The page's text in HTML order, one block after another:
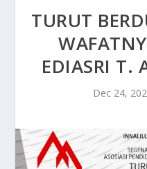
TURUT
EDIASRI T.
Dec 24,